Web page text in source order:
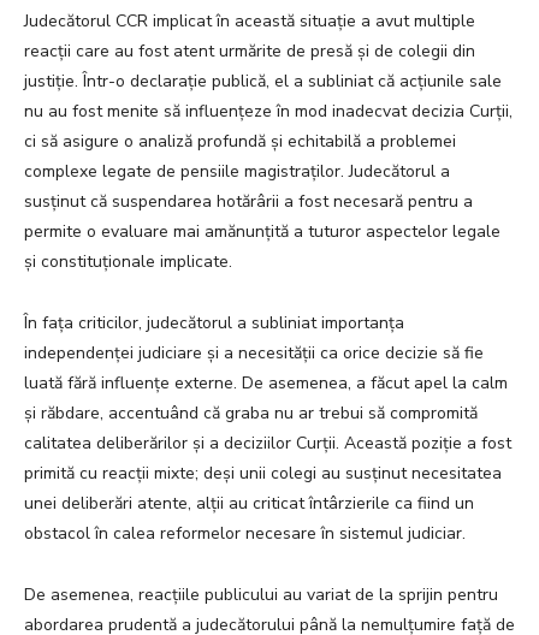
Judecătorul CCR implicat în această situație a avut multiple
reacții care au fost atent urmărite de presă și de colegii din
justiție. Într-o declarație publică, el a subliniat că acțiunile sale
nu au fost menite să influențeze în mod inadecvat decizia Curții,
ci să asigure o analiză profundă și echitabilă a problemei
complexe legate de pensiile magistraților. Judecătorul a
susținut că suspendarea hotărârii a fost necesară pentru a
permite o evaluare mai amănunțită a tuturor aspectelor legale
și constituționale implicate.
În fața criticilor, judecătorul a subliniat importanța
independenței judiciare și a necesității ca orice decizie să fie
luată fără influențe externe. De asemenea, a făcut apel la calm
și răbdare, accentuând că graba nu ar trebui să compromită
calitatea deliberărilor și a deciziilor Curții. Această poziție a fost
primită cu reacții mixte; deși unii colegi au susținut necesitatea
unei deliberări atente, alții au criticat întârzierile ca fiind un
obstacol în calea reformelor necesare în sistemul judiciar.
De asemenea, reacțiile publicului au variat de la sprijin pentru
abordarea prudentă a judecătorului până la nemulțumire față de